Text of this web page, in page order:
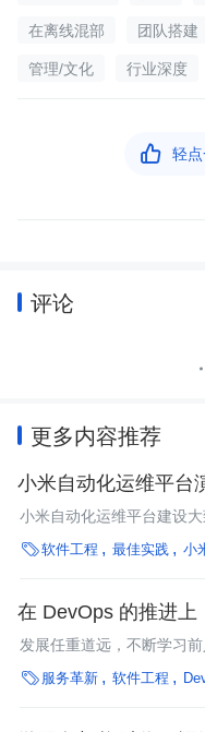
在离线混部 团队搭建
管理/文化 行业深度
 轻
评论
更多内容推荐
小米自动化运维平台
小米自动化运维平台建设
清晰，能够一以贯之。本
路。
软件工程 最佳实践 小
在 DevOps 的推进
发展任重道远，不断学习
验。对于一个组织的生产
 服务革新 软件工程